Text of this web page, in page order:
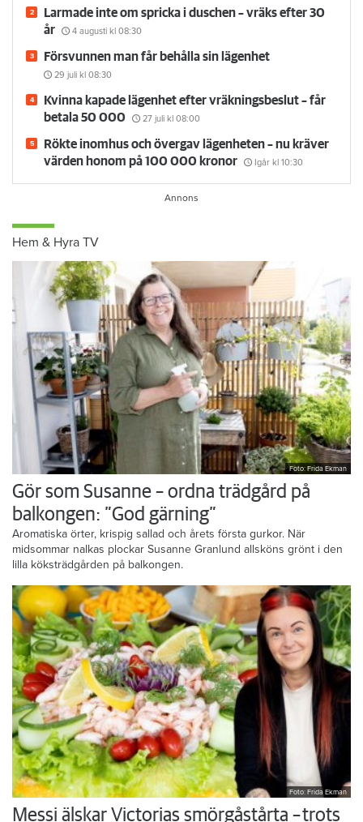
Larmade inte om spricka i duschen – vräks efter 30
år
4 augusti kl 08:30
Försvunnen man får behålla sin lägenhet
29 juli kl 08:30
Kvinna kapade lägenhet efter vräkningsbeslut – får
betala 50 000
27 juli kl 08:00
Rökte inomhus och övergav lägenheten – nu kräver
värden honom på 100 000 kronor
Igår kl 10:30
Hem & Hyra TV
Foto: Frida Ekman
Gör som Susanne – ordna trädgård på
balkongen: ”God gärning”
Aromatiska örter, krispig sallad och årets första gurkor. När
midsommar nalkas plockar Susanne Granlund allsköns grönt i den
lilla köksträdgården på balkongen.
Foto: Frida Ekman
Messi älskar Victorias smörgåstårta – trots